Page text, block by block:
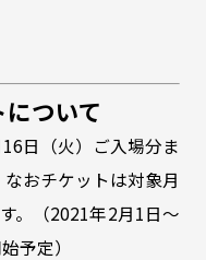
ついて
日（火）ご入場分ま
おチケットは対象月
。（2021年2月1日～
予定）